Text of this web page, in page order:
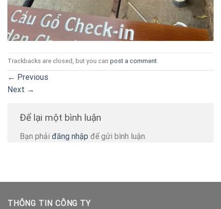
Trackbacks are closed, but you can post a comment.
← Previous
Next →
Để lại một bình luận
Bạn phải đăng nhập để gửi bình luận.
THÔNG TIN CÔNG TY